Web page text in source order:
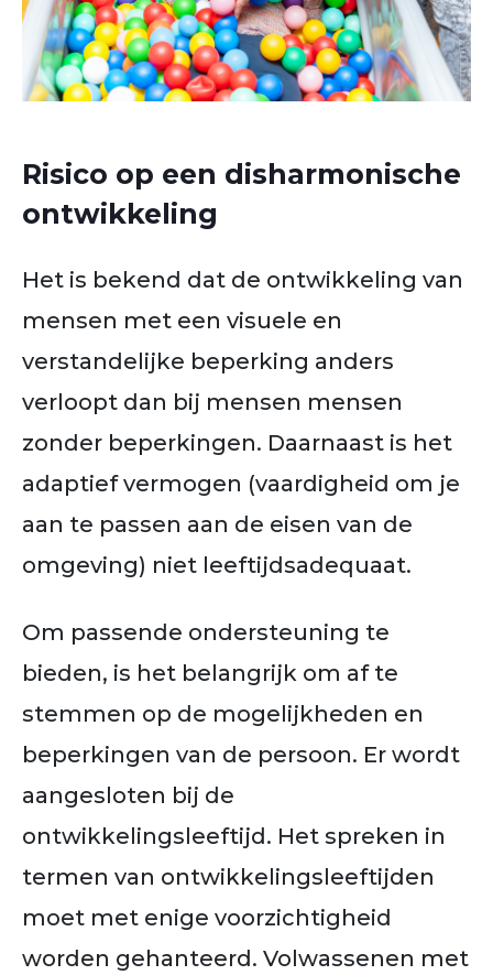
Risico op een disharmonische
ontwikkeling
Het is bekend dat de ontwikkeling van
mensen met een visuele en
verstandelijke beperking anders
verloopt dan bij mensen mensen
zonder beperkingen. Daarnaast is het
adaptief vermogen (vaardigheid om je
aan te passen aan de eisen van de
omgeving) niet leeftijdsadequaat.
Om passende ondersteuning te
bieden, is het belangrijk om af te
stemmen op de mogelijkheden en
beperkingen van de persoon. Er wordt
aangesloten bij de
ontwikkelingsleeftijd. Het spreken in
termen van ontwikkelingsleeftijden
moet met enige voorzichtigheid
worden gehanteerd. Volwassenen met